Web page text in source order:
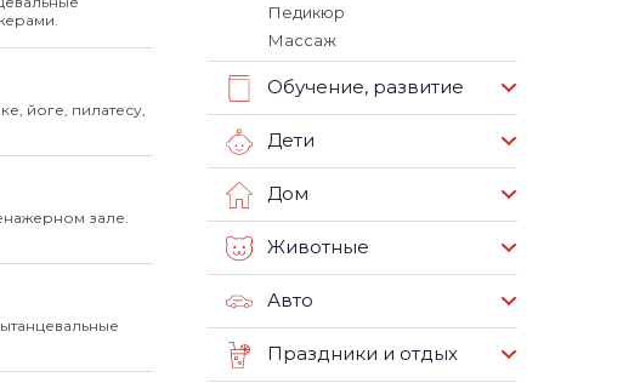
йоге, пилатесу,
зале.
Педикюр
Массаж
Обучение, развитие
Дети
Дом
Животные
Авто
Праздники и отдых